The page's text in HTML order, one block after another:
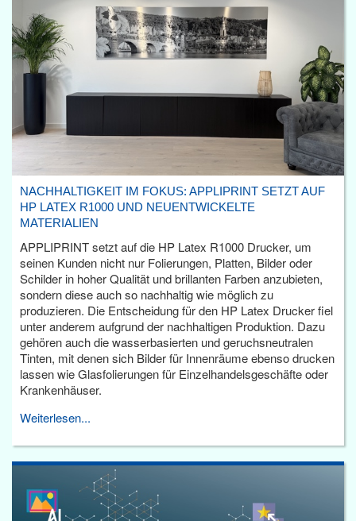
NACHHALTIGKEIT IM FOKUS: APPLIPRINT SETZT AUF
HP LATEX R1000 UND NEUENTWICKELTE
MATERIALIEN
APPLIPRINT setzt auf die HP Latex R1000 Drucker, um
seinen Kunden nicht nur Folierungen, Platten, Bilder oder
Schilder in hoher Qualität und brillanten Farben anzubieten,
sondern diese auch so nachhaltig wie möglich zu
produzieren. Die Entscheidung für den HP Latex Drucker fiel
unter anderem aufgrund der nachhaltigen Produktion. Dazu
gehören auch die wasserbasierten und geruchsneutralen
Tinten, mit denen sich Bilder für Innenräume ebenso drucken
lassen wie Glasfolierungen für Einzelhandelsgeschäfte oder
Krankenhäuser.
Weiterlesen...